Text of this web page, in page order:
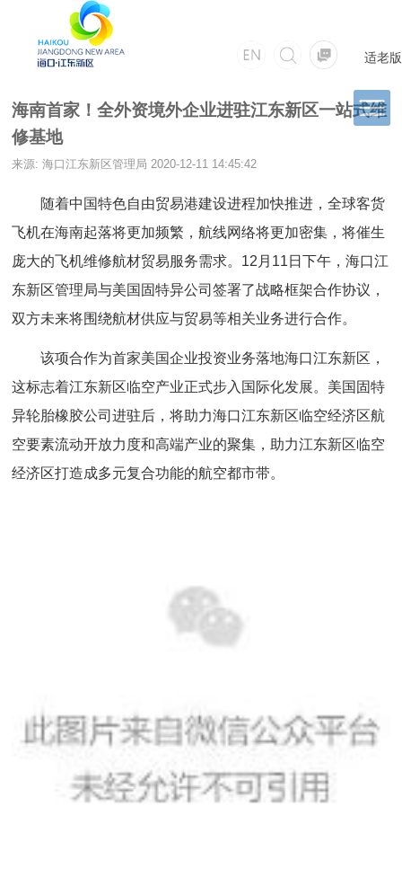
适老版
海南首家！全外资境外企业进驻江东新区一站式维
修基地
来源: 海口江东新区管理局 2020-12-11 14:45:42
随着中国特色自由贸易港建设进程加快推进，全球客货
飞机在海南起落将更加频繁，航线网络将更加密集，将催生
庞大的飞机维修航材贸易服务需求。12月11日下午，海口江
东新区管理局与美国固特异公司签署了战略框架合作协议，
双方未来将围绕航材供应与贸易等相关业务进行合作。
该项合作为首家美国企业投资业务落地海口江东新区，
这标志着江东新区临空产业正式步入国际化发展。美国固特
异轮胎橡胶公司进驻后，将助力海口江东新区临空经济区航
空要素流动开放力度和高端产业的聚集，助力江东新区临空
经济区打造成多元复合功能的航空都市带。